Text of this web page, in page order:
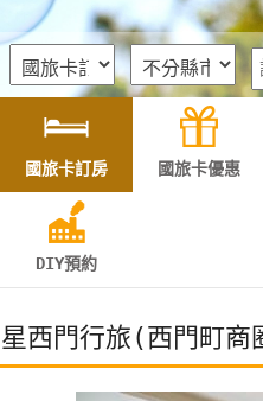
房
灣
訂
房
直接跟飯店訂房HOT
特
國旅卡訂房 國旅卡優惠
DIY預約
星西門行旅(西門町商